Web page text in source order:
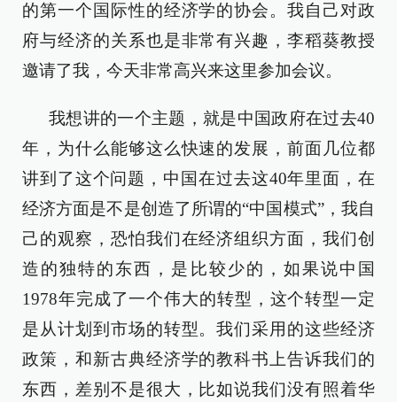
的第一个国际性的经济学的协会。我自己对政
府与经济的关系也是非常有兴趣，李稻葵教授
邀请了我，今天非常高兴来这里参加会议。
我想讲的一个主题，就是中国政府在过去40
年，为什么能够这么快速的发展，前面几位都
讲到了这个问题，中国在过去这40年里面，在
经济方面是不是创造了所谓的“中国模式”，我自
己的观察，恐怕我们在经济组织方面，我们创
造的独特的东西，是比较少的，如果说中国
1978年完成了一个伟大的转型，这个转型一定
是从计划到市场的转型。我们采用的这些经济
政策，和新古典经济学的教科书上告诉我们的
东西，差别不是很大，比如说我们没有照着华